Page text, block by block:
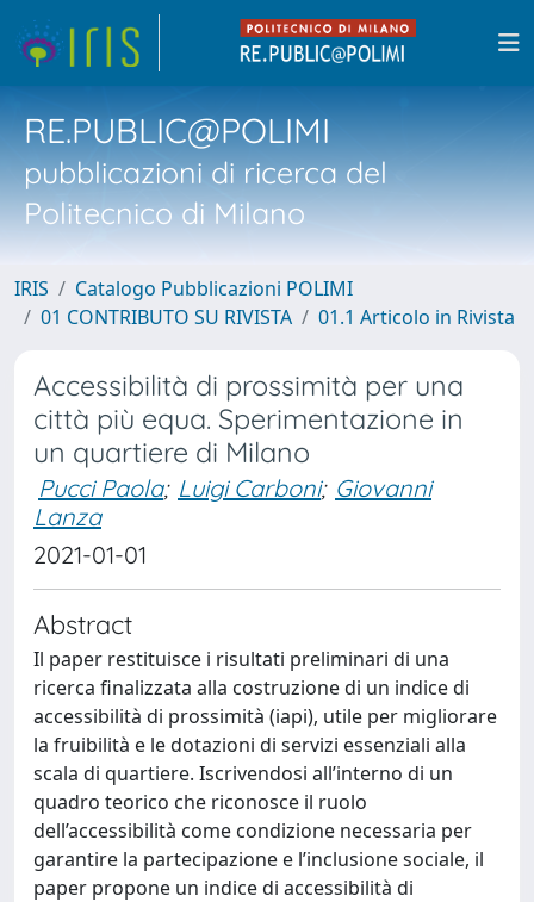
RE.PUBLIC@POLIMI
pubblicazioni di ricerca del
Politecnico di Milano
IRIS
Catalogo Pubblicazioni POLIMI
01 CONTRIBUTO SU RIVISTA
01.1 Articolo in Rivista
Accessibilità di prossimità per una
città più equa. Sperimentazione in
un quartiere di Milano
Pucci Paola; Luigi Carboni; Giovanni
Lanza
2021-01-01
Abstract
Il paper restituisce i risultati preliminari di una
ricerca finalizzata alla costruzione di un indice di
accessibilità di prossimità (iapi), utile per migliorare
la fruibilità e le dotazioni di servizi essenziali alla
scala di quartiere. Iscrivendosi all’interno di un
quadro teorico che riconosce il ruolo
dell’accessibilità come condizione necessaria per
garantire la partecipazione e l’inclusione sociale, il
paper propone un indice di accessibilità di